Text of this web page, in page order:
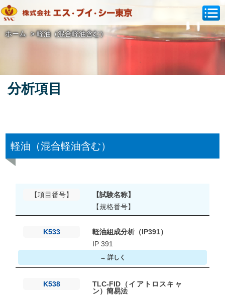
ホーム >軽油（混合軽油含む）
分析項目
軽油（混合軽油含む）
【項目番号】
【試験名称】
【規格番号】
K533
軽油組成分析（IP391）
IP 391
→ 詳しく
K538
TLC-FID（イアトロスキャ
ン）簡易法